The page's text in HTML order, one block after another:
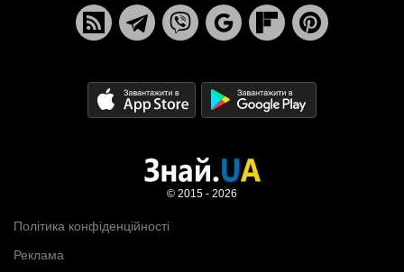
Політика конфіденційності
Реклама
© 2015 - 2026